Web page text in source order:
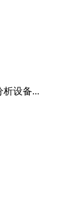
析设备...